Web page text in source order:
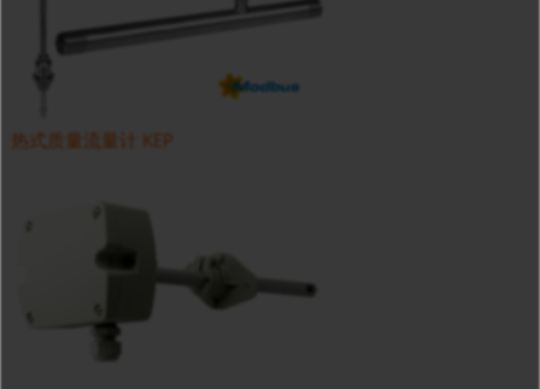
热式质量流量计 KEP